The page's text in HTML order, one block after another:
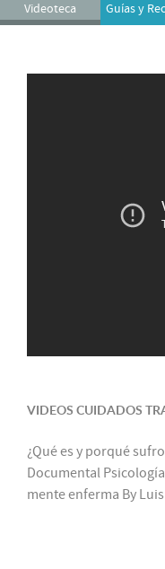
Videoteca Guías y
VIDEOS CUIDADOS
¿Qué es y porqué
Documental
mente enferma By